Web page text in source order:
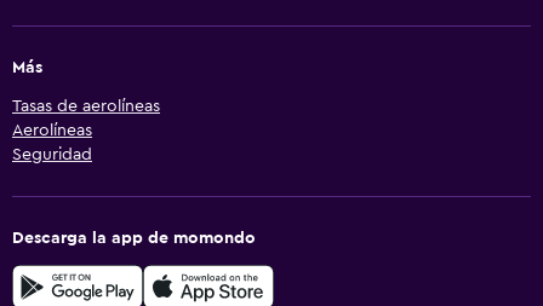
Más
Tasas de aerolíneas
Aerolíneas
Seguridad
Descarga la app de momondo